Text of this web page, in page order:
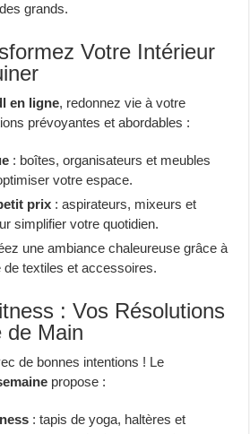
grands.
Votre Intérieur
en ligne, redonnez vie à votre
prévoyantes et abordables :
: boîtes, organisateurs et meubles
votre espace.
prix : aspirateurs, mixeurs et
simplifier votre quotidien.
une ambiance chaleureuse grâce à
de textiles et accessoires.
: Vos Résolutions
de Main
de bonnes intentions ! Le
propose :
: tapis de yoga, haltères et